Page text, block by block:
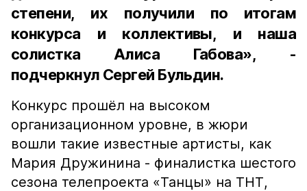
степени, их получили по итогам
конкурса и коллективы, и наша
солистка Алиса Габова», -
подчеркнул Сергей Бульдин.
Конкурс прошёл на высоком
организационном уровне, в жюри
вошли такие известные артисты, как
Мария Дружинина - финалистка шестого
сезона телепроекта «Танцы» на ТНТ,